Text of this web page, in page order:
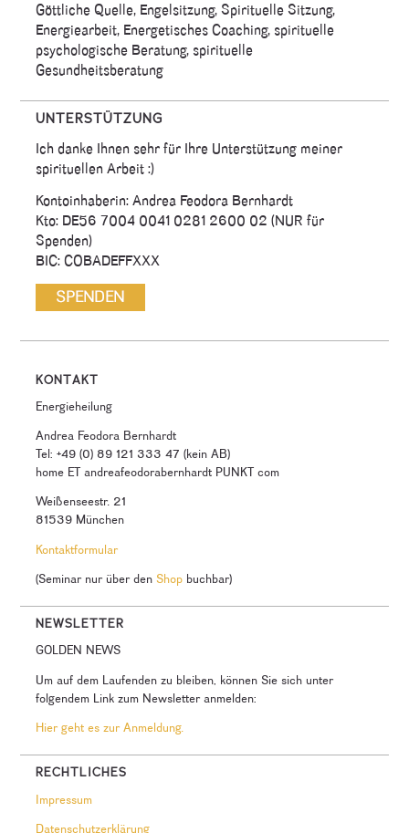
Göttliche Quelle, Engelsitzung, Spirituelle Sitzung,
Energiearbeit, Energetisches Coaching, spirituelle
psychologische Beratung, spirituelle
Gesundheitsberatung
UNTERSTÜTZUNG
Ich danke Ihnen sehr für Ihre Unterstützung meiner
spirituellen Arbeit :)
Kontoinhaberin: Andrea Feodora Bernhardt
Kto: DE56 7004 0041 0281 2600 02 (NUR für
Spenden)
BIC: COBADEFFXXX
KONTAKT
Energieheilung
Andrea Feodora Bernhardt
Tel: +49 (0) 89 121 333 47 (kein AB)
home ET andreafeodorabernhardt PUNKT com
Weißenseestr. 21
81539 München
Kontaktformular
(Seminar nur über den Shopbuchbar)
NEWSLETTER
GOLDEN NEWS
Um auf dem Laufenden zu bleiben, können Sie sich unter
folgendem Link zum Newsletter anmelden:
Hier geht es zur Anmeldung.
RECHTLICHES
Impressum
Datenschutzerklärung